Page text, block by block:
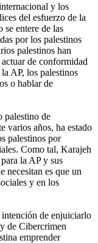
y los
del esfuerzo de la
entere de las
por los palestinos
palestinos han
de conformidad
AP, los palestinos
o hablar de
palestino de
varios años, ha estado
palestinos por
Como tal, Karajeh
la AP y sus
necesitan es que un
y en los
de enjuiciarlo
de Cibercrimen
emprender